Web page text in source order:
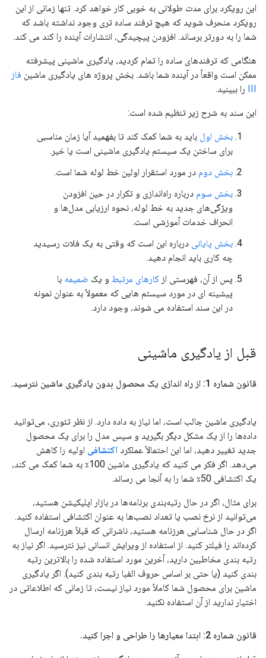
این رویکرد برای مدت طولانی به خوبی کار خواهد کرد. تنها زمانی از این
رویکرد منحرف شوید که هیچ ترفند ساده تری وجود نداشته باشد که
شما را به دورتر برساند. افزودن پیچیدگی، انتشارات آینده را کند می کند.
هنگامی که ترفندهای ساده را تمام کردید، یادگیری ماشینی پیشرفته
ممکن است واقعاً در آینده شما باشد. بخش پروژه های یادگیری ماشین فاز
III را ببینید.
این سند به شرح زیر تنظیم شده است:
بخش اول باید به شما کمک کند تا بفهمید آیا زمان مناسبی
برای ساختن یک سیستم یادگیری ماشینی است یا خیر.
بخش دوم در مورد استقرار اولین خط لوله شما است.
بخش سوم درباره راه‌اندازی و تکرار در حین افزودن
ویژگی‌های جدید به خط لوله، نحوه ارزیابی مدل‌ها و
انحراف خدمات آموزشی است.
بخش پایانی درباره این است که وقتی به یک فلات رسیدید
چه کاری باید انجام دهید.
پس از آن، فهرستی از کارهای مرتبط و یک ضمیمه با
پیشینه ای در مورد سیستم هایی که معمولاً به عنوان نمونه
در این سند استفاده می شوند، وجود دارد.
قبل از یادگیری ماشینی
قانون شماره 1: از راه اندازی یک محصول بدون یادگیری ماشین نترسید .
یادگیری ماشین جالب است، اما نیاز به داده دارد. از نظر تئوری، می‌توانید
داده‌ها را از یک مشکل دیگر بگیرید و سپس مدل را برای یک محصول
جدید تغییر دهید، اما این احتمالاً عملکرد اکتشافی اولیه را کاهش
می‌دهد. اگر فکر می کنید که یادگیری ماشین 100٪ به شما کمک می کند،
یک اکتشافی 50٪ شما را به آنجا می رساند.
برای مثال، اگر در حال رتبه‌بندی برنامه‌ها در بازار اپلیکیشن هستید،
می‌توانید از نرخ نصب یا تعداد نصب‌ها به عنوان اکتشافی استفاده کنید.
اگر در حال شناسایی هرزنامه هستید، ناشرانی که قبلاً هرزنامه ارسال
کرده‌اند را فیلتر کنید. از استفاده از ویرایش انسانی نیز نترسید. اگر نیاز به
رتبه بندی مخاطبین دارید، آخرین مورد استفاده شده را بالاترین رتبه
بندی کنید (یا حتی بر اساس حروف الفبا رتبه بندی کنید). اگر یادگیری
ماشین برای محصول شما کاملاً مورد نیاز نیست، تا زمانی که اطلاعاتی در
اختیار ندارید از آن استفاده نکنید.
قانون شماره 2: ابتدا معیارها را طراحی و اجرا کنید .